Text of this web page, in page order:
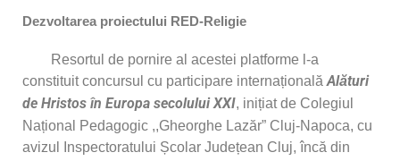
Dezvoltarea proiectului RED-Religie
Resortul de pornire al acestei platforme l-a
constituit concursul cu participare internațională Alături
de Hristos în Europa secolului XXI, inițiat de Colegiul
Național Pedagogic ,,Gheorghe Lazăr” Cluj-Napoca, cu
avizul Inspectoratului Școlar Județean Cluj, încă din